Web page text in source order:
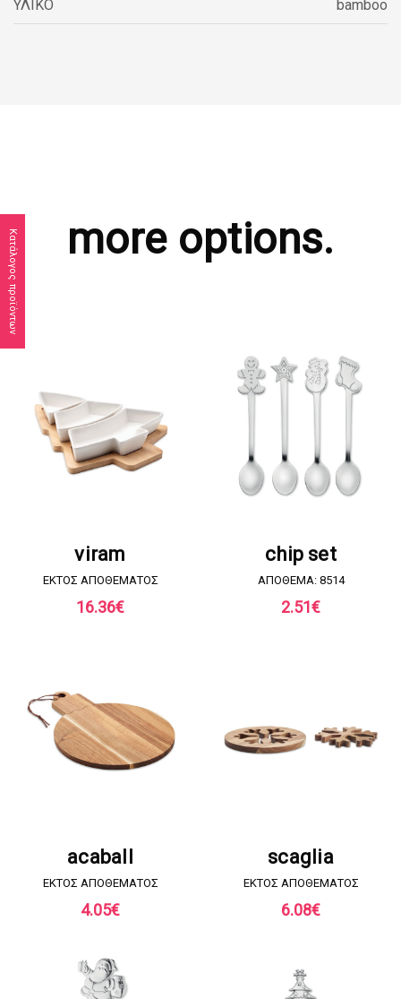
Κατάλογος προϊόντων
ΥΛΙΚΟ bamboo
more options.
viram
EKTOΣ ΑΠΟΘΕΜΑΤΟΣ
16.36€
chip set
ΑΠΟΘΕΜΑ: 8514
2.51€
acaball
EKTOΣ ΑΠΟΘΕΜΑΤΟΣ
4.05€
scaglia
EKTOΣ ΑΠΟΘΕΜΑΤΟΣ
6.08€